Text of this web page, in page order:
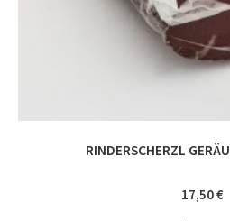
RINDERSCHERZL
17,50€